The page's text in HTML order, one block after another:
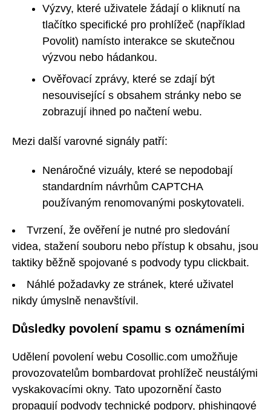
Výzvy, které uživatele žádají o kliknutí na
tlačítko specifické pro prohlížeč (například
Povolit) namísto interakce se skutečnou
výzvou nebo hádankou.
Ověřovací zprávy, které se zdají být
nesouvisející s obsahem stránky nebo se
zobrazují ihned po načtení webu.
Mezi další varovné signály patří:
Nenáročné vizuály, které se nepodobají
standardním návrhům CAPTCHA
používaným renomovanými poskytovateli.
Tvrzení, že ověření je nutné pro sledování
videa, stažení souboru nebo přístup k obsahu, jsou
taktiky běžně spojované s podvody typu clickbait.
Náhlé požadavky ze stránek, které uživatel
nikdy úmyslně nenavštívil.
Důsledky povolení spamu s oznámeními
Udělení povolení webu Cosollic.com umožňuje
provozovatelům bombardovat prohlížeč neustálými
vyskakovacími okny. Tato upozornění často
propagují podvody technické podpory, phishingové